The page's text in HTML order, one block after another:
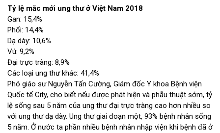
Tỷ lệ mắc mới ung thư ở Việt Nam 2018
Gan: 15,4%
Phổi: 14,4%
Dạ dày: 10,6%
Vú: 9,2%
Đại trực tràng: 8,9%
Các loại ung thư khác: 41,4%
Phó giáo sư Nguyễn Tấn Cường, Giám đốc Y khoa Bệnh viện
Quốc tế City, cho biết nếu được phát hiện và phẫu thuật sớm, tỷ
lệ sống sau 5 năm của ung thư đại trực tràng cao hơn nhiều so
với ung thư dạ dày. Ung thư giai đoạn một, 93% bệnh nhân sống
5 năm. Ở nước ta phần nhiều bệnh nhân nhập viện khi bệnh đã ở